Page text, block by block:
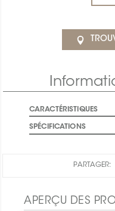
CARACTÉRISTIQUES
SPÉCIFICATIONS
PARTAGER:
APERÇU DES